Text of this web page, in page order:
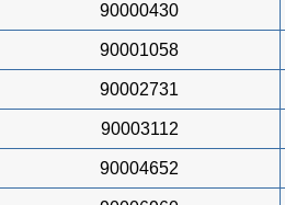
90000430
90001058
90002731
90003112
90004652